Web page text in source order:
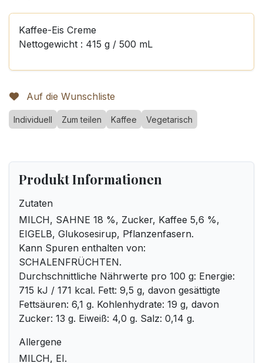
Kaffee-Eis Creme
Nettogewicht : 415 g / 500 mL
Auf die Wunschliste
Individuell Zum teilen Kaffee Vegetarisch
Produkt Informationen
Zutaten
MILCH, SAHNE 18 %, Zucker, Kaffee 5,6 %,
EIGELB, Glukosesirup, Pflanzenfasern.
Kann Spuren enthalten von:
SCHALENFRÜCHTEN.
Durchschnittliche Nährwerte pro 100 g: Energie:
715 kJ / 171 kcal. Fett: 9,5 g, davon gesättigte
Fettsäuren: 6,1 g. Kohlenhydrate: 19 g, davon
Zucker: 13 g. Eiweiß: 4,0 g. Salz: 0,14 g.
Allergene
MILCH, EI.